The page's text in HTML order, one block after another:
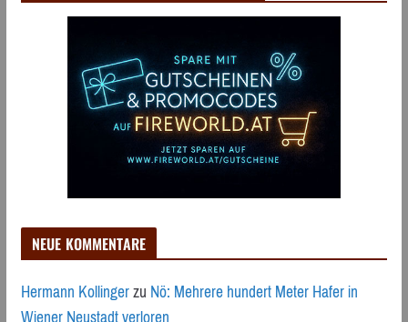
NEUE KOMMENTARE
Hermann KollingerzuNö: Mehrere hundert Meter Hafer in